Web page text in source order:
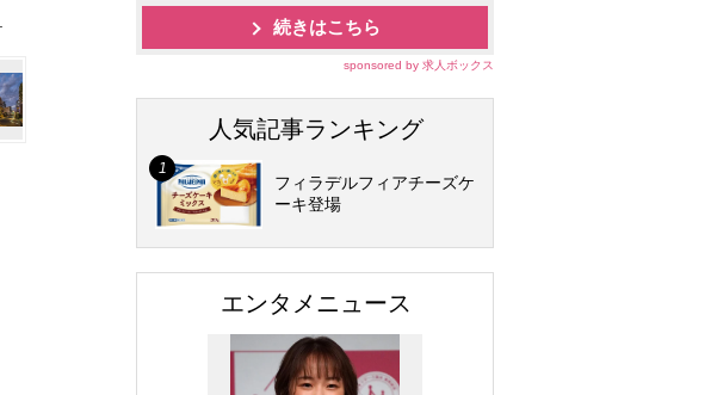
続きはこちら
sponsored by 求人ボックス
人気記事ランキング
フィラデルフィアチーズケ
ーキ登場
エンタメニュース